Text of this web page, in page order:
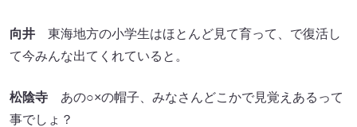
向井 東海地方の小学生はほとんど見て育って、で復活し
て今みんな出てくれていると。
松陰寺 あの○×の帽子、みなさんどこかで見覚えあるって
事でしょ？